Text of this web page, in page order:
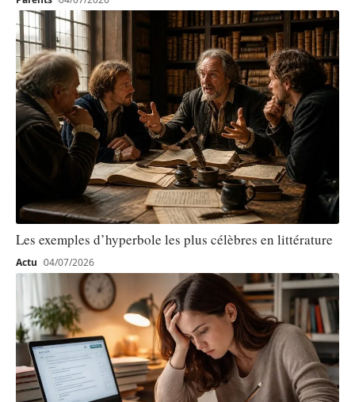
Les exemples d’hyperbole les plus célèbres en littérature
Actu 04/07/2026